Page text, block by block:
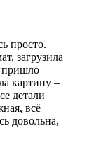
просто.
загрузила
пришло
картину –
детали
всё
довольна,